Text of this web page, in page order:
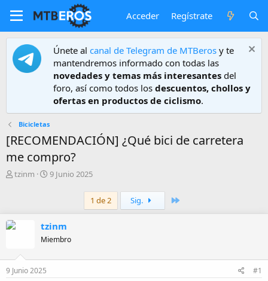
Acceder Regístrate
Únete al canal de Telegram de MTBeros y te
mantendremos informado con todas las
novedades y temas más interesantes del
foro, así como todos los descuentos, chollos y
ofertas en productos de ciclismo.
Bicicletas
[RECOMENDACIÓN] ¿Qué bici de carretera
me compro?
A
tzinm
F
d
e
n
9 Junio 2025
1 de 2 Sig.
tzinm
Miembro
9 Junio 2025 #1